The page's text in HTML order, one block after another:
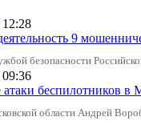
9
безопасности
беспилотников в
области Андрей